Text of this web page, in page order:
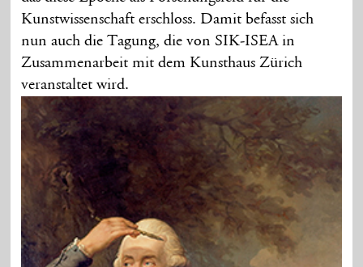
Kunstwissenschaft erschloss. Damit befasst sich
nun auch die Tagung, die von SIK-ISEA in
Zusammenarbeit mit dem Kunsthaus Zürich
veranstaltet wird.